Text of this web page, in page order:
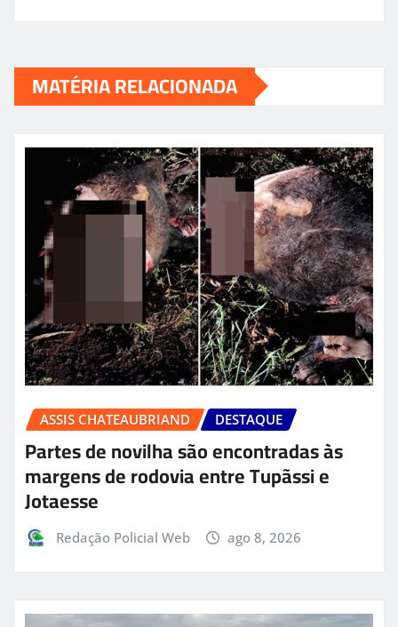
MATÉRIA RELACIONADA
ASSIS CHATEAUBRIAND DESTAQUE
Partes de novilha são encontradas às
margens de rodovia entre Tupãssi e
Jotaesse
Redação Policial Web ago 8, 2026